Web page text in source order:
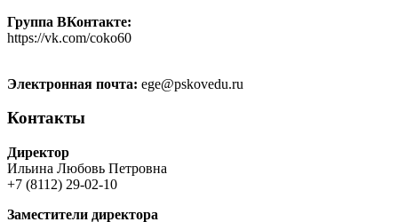
Группа ВКонтакте:
https://vk.com/coko60
Электронная почта: ege@pskovedu.ru
Контакты
Директор
Ильина Любовь Петровна
+7 (8112) 29-02-10
Заместители директора